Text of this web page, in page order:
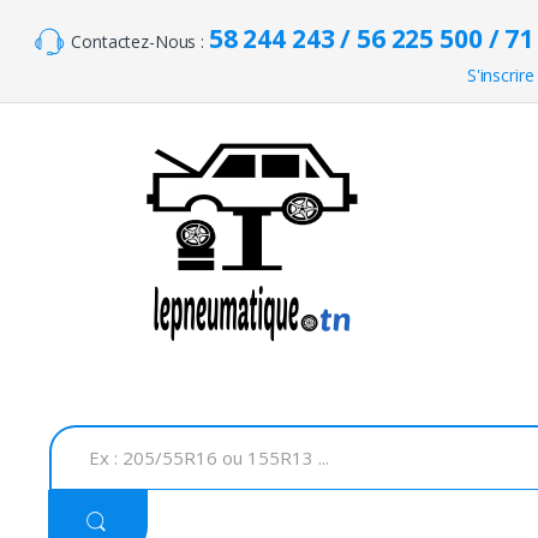
Contactez-Nous : 58 244 243 / 56 225 500 /
S'inscrire
S
e